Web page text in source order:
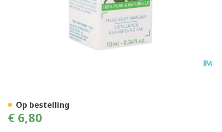
€ 6,80
Op bestelling